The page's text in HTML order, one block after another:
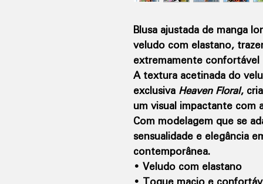
Blusa ajustada de manga
veludo com elastano,
extremamente confortável
A textura acetinada do
exclusiva Heaven Floral,
um visual impactante com
Com modelagem que se
sensualidade e elegância
contemporânea.
• Veludo com elastano
• Toque macio e